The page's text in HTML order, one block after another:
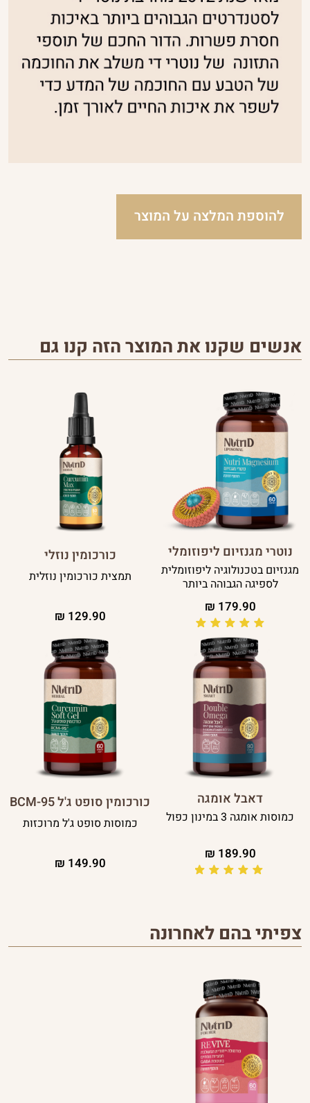
להוספת המלצה על המוצר
אנשים שקנו את המוצר הזה קנו גם
נוטרי מגנזיום ליפוזומלי
מגנזיום בטכנולוגיה ליפוזומלית
לספיגה הגבוהה ביותר
179.90
₪
כורכומין נוזלי
תמצית כורכומין נוזלית
129.90
₪
דאבל אומגה
כמוסות אומגה 3 במינון כפול
189.90
₪
כורכומין סופט ג'ל BCM-95
כמוסות סופט ג'ל מרוכזות
149.90
₪
צפיתי בהם לאחרונה